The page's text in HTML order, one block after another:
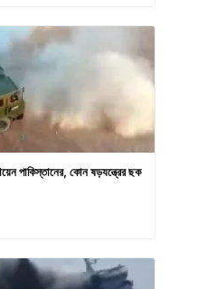
পাকিস্তানের, কোন ষড়যন্ত্রের ছক